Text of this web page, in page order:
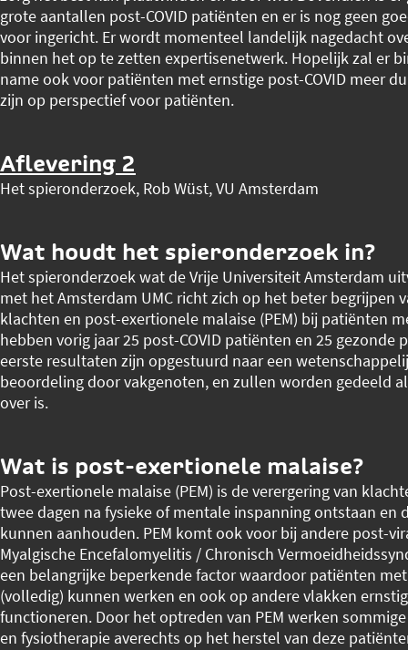
grote aantallen post-COVID patiënten en er is nog geen
voor ingericht. Er wordt momenteel landelijk nagedacht
binnen het op te zetten expertisenetwerk. Hopelijk zal er
name ook voor patiënten met ernstige post-COVID meer
zijn op perspectief voor patiënten.
Aflevering 2
Het spieronderzoek, Rob Wüst, VU Amsterdam
Wat houdt het spieronderzoek in?
Het spieronderzoek wat de Vrije Universiteit Amsterdam
met het Amsterdam UMC richt zich op het beter begrijpen
klachten en post-exertionele malaise (PEM) bij patiënten
hebben vorig jaar 25 post-COVID patiënten en 25 gezonde
eerste resultaten zijn opgestuurd naar een
beoordeling door vakgenoten, en zullen worden gedeeld
over is.
Wat is post-exertionele malaise?
Post-exertionele malaise (PEM) is de verergering van
twee dagen na fysieke of mentale inspanning ontstaan en
kunnen aanhouden. PEM komt ook voor bij andere post-
Myalgische Encefalomyelitis / Chronisch
een belangrijke beperkende factor waardoor patiënten met
(volledig) kunnen werken en ook op andere vlakken
functioneren. Door het optreden van PEM werken
en fysiotherapie averechts op het herstel van deze